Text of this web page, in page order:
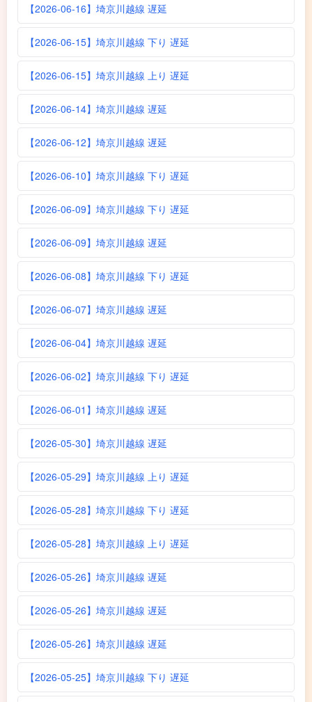
【2026-06-16】埼京川越線 遅延
【2026-06-15】埼京川越線 下り 遅延
【2026-06-15】埼京川越線 上り 遅延
【2026-06-14】埼京川越線 遅延
【2026-06-12】埼京川越線 遅延
【2026-06-10】埼京川越線 下り 遅延
【2026-06-09】埼京川越線 下り 遅延
【2026-06-09】埼京川越線 遅延
【2026-06-08】埼京川越線 下り 遅延
【2026-06-07】埼京川越線 遅延
【2026-06-04】埼京川越線 遅延
【2026-06-02】埼京川越線 下り 遅延
【2026-06-01】埼京川越線 遅延
【2026-05-30】埼京川越線 遅延
【2026-05-29】埼京川越線 上り 遅延
【2026-05-28】埼京川越線 下り 遅延
【2026-05-28】埼京川越線 上り 遅延
【2026-05-26】埼京川越線 遅延
【2026-05-26】埼京川越線 遅延
【2026-05-26】埼京川越線 遅延
【2026-05-25】埼京川越線 下り 遅延